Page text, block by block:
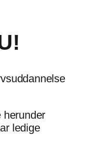
herunder
ledige